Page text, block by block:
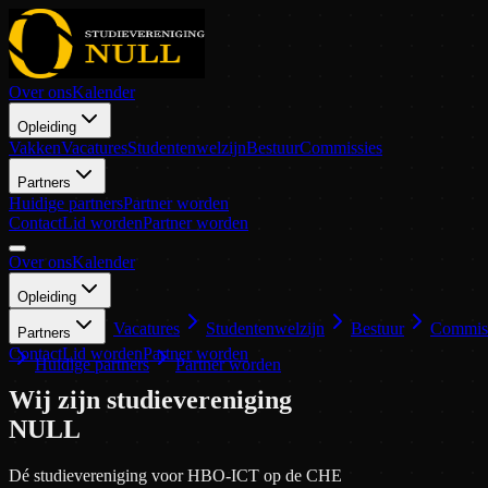
Over onsKalender
Opleiding
VakkenVacaturesStudentenwelzijnBestuurCommissies
Partners
Huidige partnersPartner worden
ContactLid wordenPartner worden
Over onsKalender
Opleiding
Vakken Vacatures Studentenwelzijn Bestuur
Partners
Huidige partners Partner worden
ContactLid wordenPartner worden
Wij zijn studievereniging
NULL
Dé studievereniging voorHBO-ICT op de CHE